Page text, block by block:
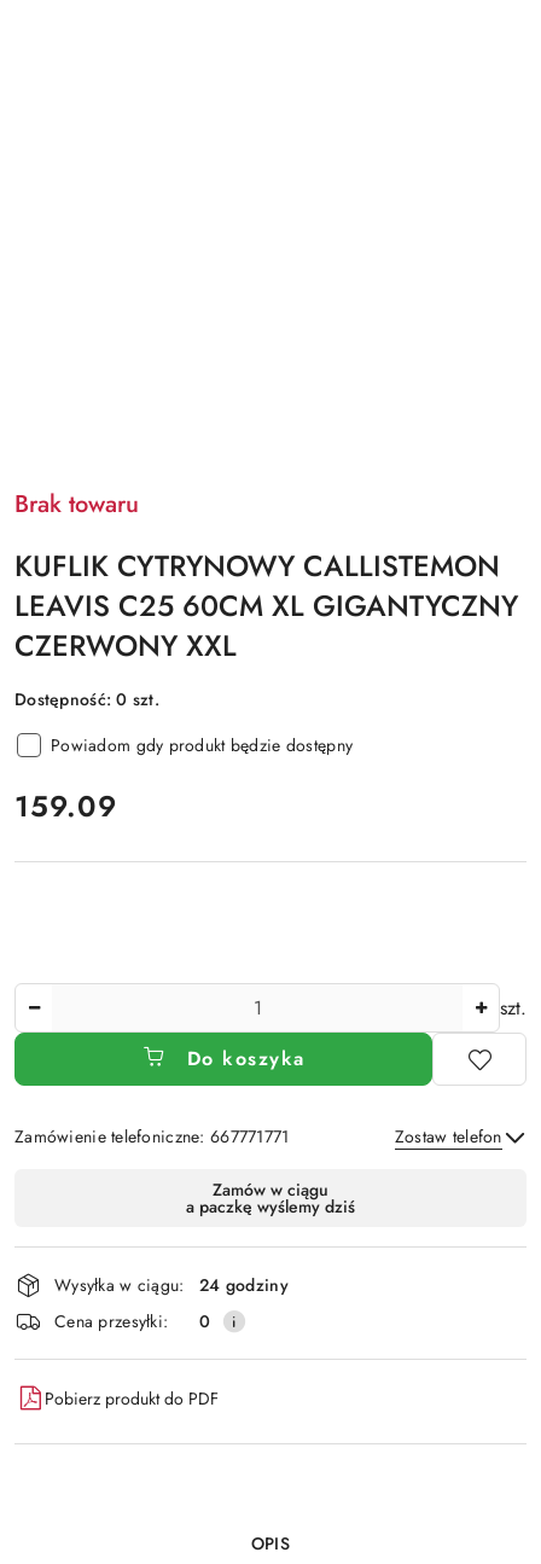
Brak towaru
KUFLIK CYTRYNOWY CALLISTEMON
LEAVIS C25 60CM XL GIGANTYCZNY
CZERWONY XXL
Dostępność:0 szt.
Powiadom gdy produkt będzie dostępny
cena:
159.09
szt.
Do koszyka
Zamówienie telefoniczne: 667771771 Zostaw telefon
Wyślij
dostawa
Zamów w ciągu
a paczkę wyślemy dziś
Wysyłka w ciągu:
24 godziny
Cena przesyłki:
0
Pobierz produkt do PDF
OPIS